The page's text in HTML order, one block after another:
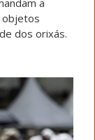
objetos
dos orixás.